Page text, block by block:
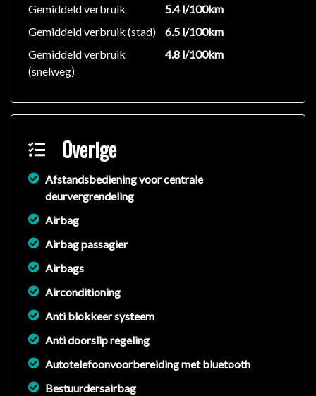
Gemiddeld verbruik
5.4 l/100km
Gemiddeld verbruik (stad)
6.5 l/100km
Gemiddeld verbruik
(snelweg)
4.8 l/100km
Overige
Afstandsbediening voor centrale
deurvergrendeling
Airbag
Airbag passagier
Airbags
Airconditioning
Anti blokkeer systeem
Anti doorslip regeling
Autotelefoonvoorbereiding met bluetooth
Bestuurdersairbag